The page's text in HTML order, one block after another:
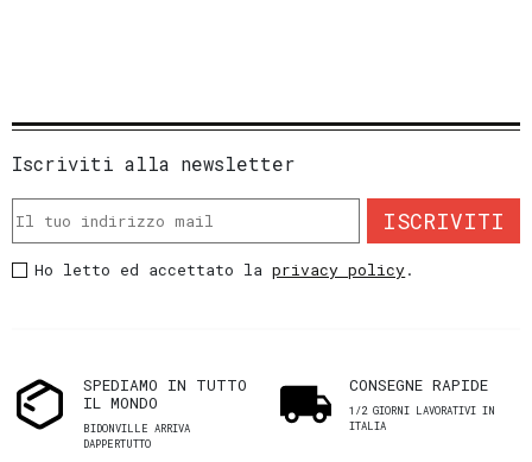
Iscriviti alla newsletter
ISCRIVITI
Ho letto ed accettato laprivacy policy.
SPEDIAMO IN TUTTO
IL MONDO
BIDONVILLE ARRIVA
DAPPERTUTTO
CONSEGNE RAPIDE
1/2 GIORNI LAVORATIVI IN
ITALIA